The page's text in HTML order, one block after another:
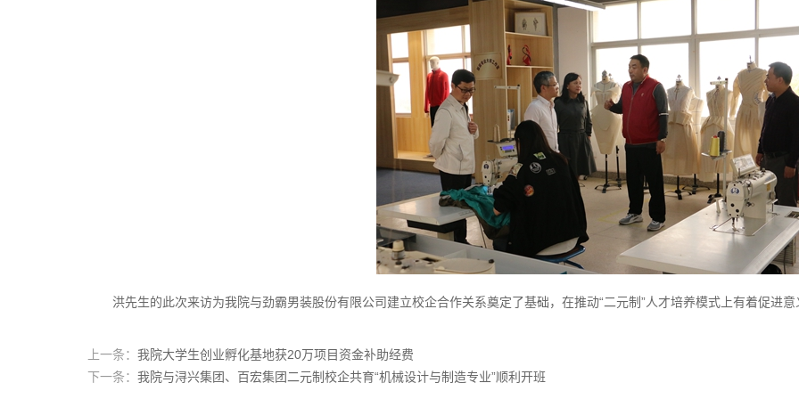
洪先生的此次来访为我院与劲霸男装股份有限公司建立校企合作关系奠定了基础，在推动“二元制”人才培养模式上有着促进意
上一条： 我院大学生创业孵化基地获20万项目资金补助经费
下一条： 我院与浔兴集团、百宏集团二元制校企共育“机械设计与制造专业”顺利开班